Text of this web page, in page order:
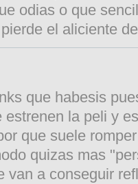
odias o que
el aliciente
que habesis
estrenen la peli y
que suele
quizas mas
van a conseguir